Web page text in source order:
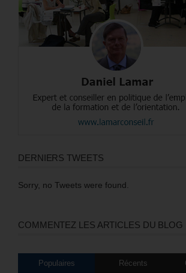
DERNIERS TWEETS
Sorry, no Tweets were found.
COMMENTEZ LES ARTICLES DU BLOG
Populaires Récents